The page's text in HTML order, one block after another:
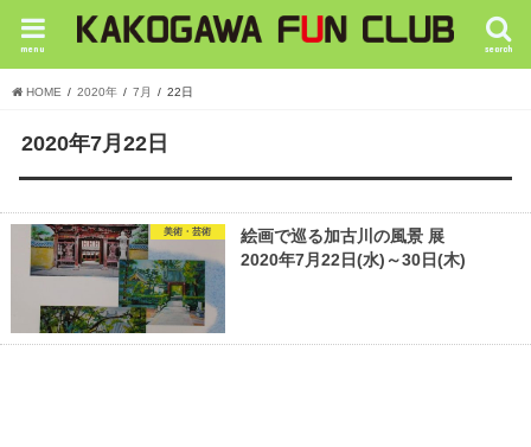
search
menu
HOME 2020年 7月 22日
2020年7月22日
美術・芸術
絵画で巡る加古川の風景 展
2020年7月22日(水)～30日(木)